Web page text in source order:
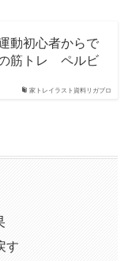
家トレイラスト資料リガブロ
動初心者からで
筋トレ ペルビ
す